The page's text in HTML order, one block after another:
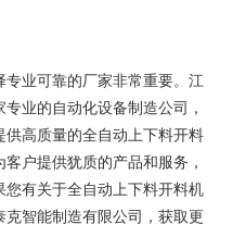
业可靠的厂家非常重要。江
业的自动化设备制造公司，
高质量的全自动上下料开料
户提供犹质的产品和服务，
有关于全自动上下料开料机
智能制造有限公司，获取更